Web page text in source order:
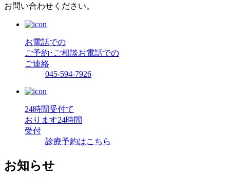
お問い合わせください。
お電話での
ご予約･ご相談お電話での
ご連絡
045-594-7926
24時間受付て
おります24時間
受付
診療予約はこちら
お知らせ